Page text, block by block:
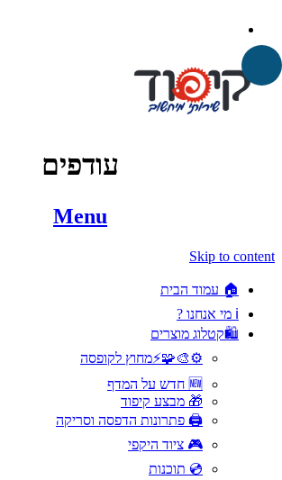
עודפים
Menu
Skip to content
🏠 עמוד הבית
ℹ️ מי אנחנו ?
🛍️קטלוג מוצרים
⚙️🎨🧩⚡️מחוץ לקופסה
🆕 חדש על המדף
🎁 מבצע קיפוד
🖨️ פתרונות הדפסה וסריקה
🎮 ציוד היקפי
💿 תוכנות